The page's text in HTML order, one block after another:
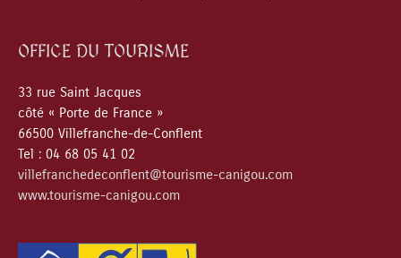
OFFICE DU TOURISME
33 rue Saint Jacques
côté « Porte de France »
66500 Villefranche-de-Conflent
Tel : 04 68 05 41 02
villefranchedeconflent@tourisme-canigou.com
www.tourisme-canigou.com